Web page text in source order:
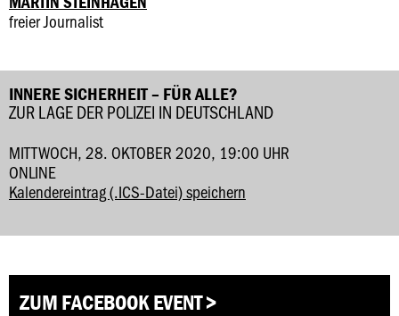
freier Journalist
INNERE SICHERHEIT – FÜR ALLE?
ZUR LAGE DER POLIZEI IN DEUTSCHLAND
MITTWOCH, 28. OKTOBER 2020, 19:00 UHR
ONLINE
Kalendereintrag (.ICS-Datei) speichern
ZUM FACEBOOK EVENT >